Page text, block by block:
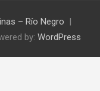
– Río Negro
by: WordPress